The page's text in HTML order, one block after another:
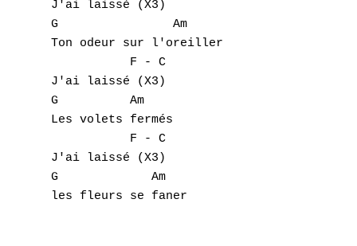
J'ai laissé (X3)
G                Am
Ton odeur sur l'oreiller
           F - C
J'ai laissé (X3)
G          Am
Les volets fermés
           F - C
J'ai laissé (X3)
G             Am
les fleurs se faner